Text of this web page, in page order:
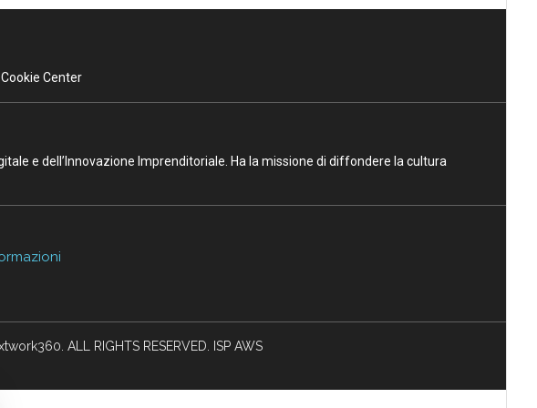
Cookie Center
e dell’Innovazione Imprenditoriale. Ha la missione di diffondere la cultura
ALL RIGHTS RESERVED. ISP AWS